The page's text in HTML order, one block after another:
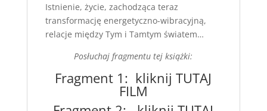
Istnienie, życie, zachodząca teraz
transformację energetyczno-wibracyjną,
relacje między Tym i Tamtym światem…
Posłuchaj fragmentu tej książki:
Fragment 1: kliknij TUTAJ
FILM